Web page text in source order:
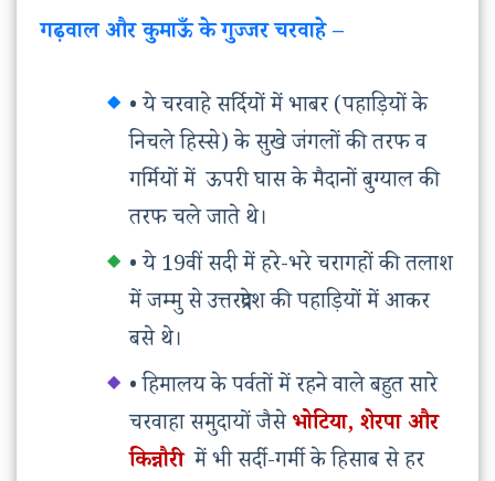
गढ़वाल और कुमाऊँ के गुज्जर चरवाहे –
• ये चरवाहे सर्दियों में भाबर (पहाड़ियों के
निचले हिस्से) के सुखे जंगलों की तरफ व
गर्मियों में ऊपरी घास के मैदानों बुग्याल की
तरफ चले जाते थे।
• ये 19वीं सदी में हरे-भरे चरागहों की तलाश
में जम्मु से उत्तरप्रदेश की पहाड़ियों में आकर
बसे थे।
• हिमालय के पर्वतों में रहने वाले बहुत सारे
चरवाहा समुदायों जैसेभोटिया, शेरपा और
किन्नौरीमें भी सर्दी-गर्मी के हिसाब से हर